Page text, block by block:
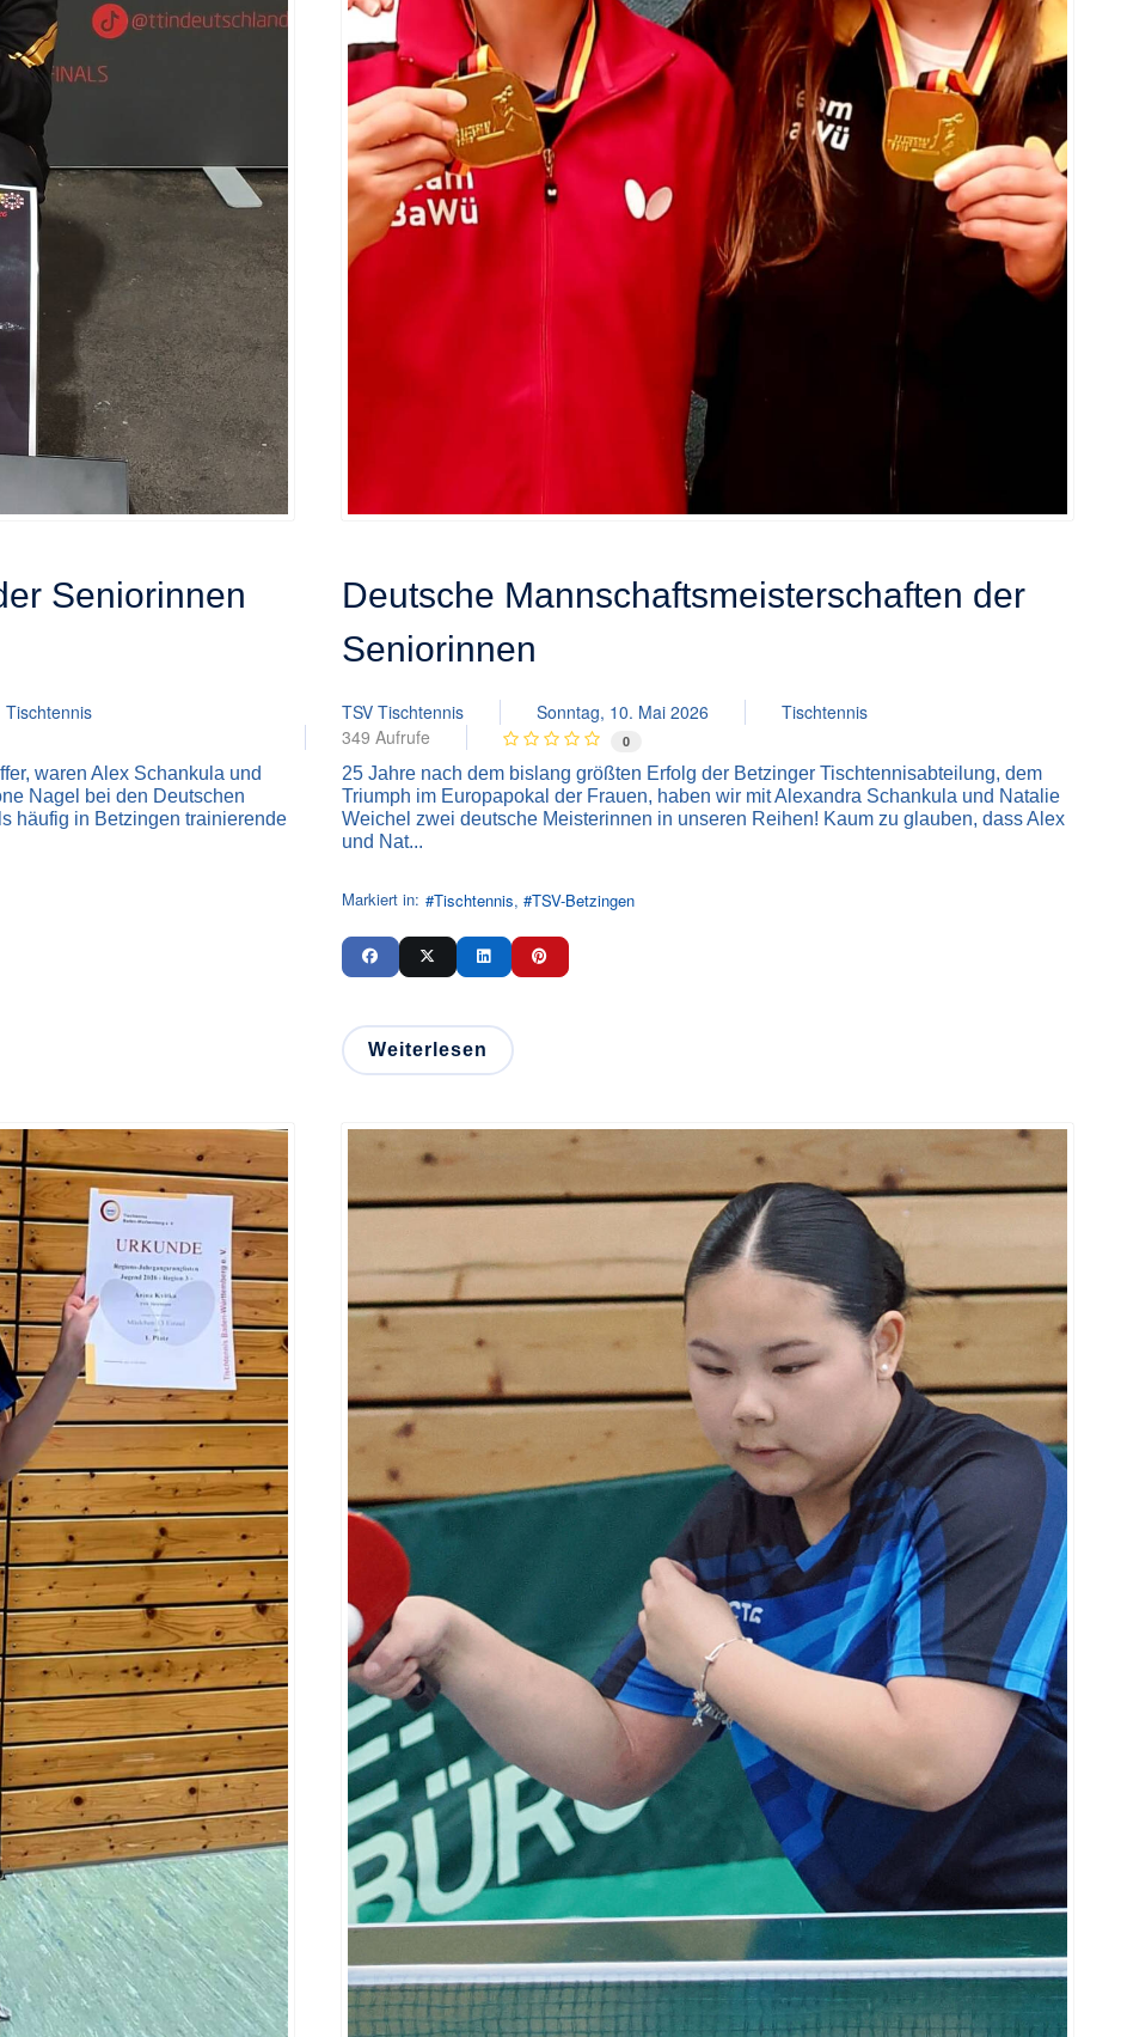
Seniorinnen
Tischtennis
waren Alex Schankula und
Nagel bei den Deutschen
häufig in Betzingen trainierende
Deutsche Mannschaftsmeisterschaften der
Seniorinnen
TSV Tischtennis Sonntag, 10. Mai 2026
Tischtennis
349 Aufrufe
0
25 Jahre nach dem bislang größten Erfolg der Betzinger Tischtennisabteilung, dem
Triumph im Europapokal der Frauen, haben wir mit Alexandra Schankula und Natalie
Weichel zwei deutsche Meisterinnen in unseren Reihen! Kaum zu glauben, dass Alex
und Nat...
Markiert in: Tischtennis TSV-Betzingen
Weiterlesen